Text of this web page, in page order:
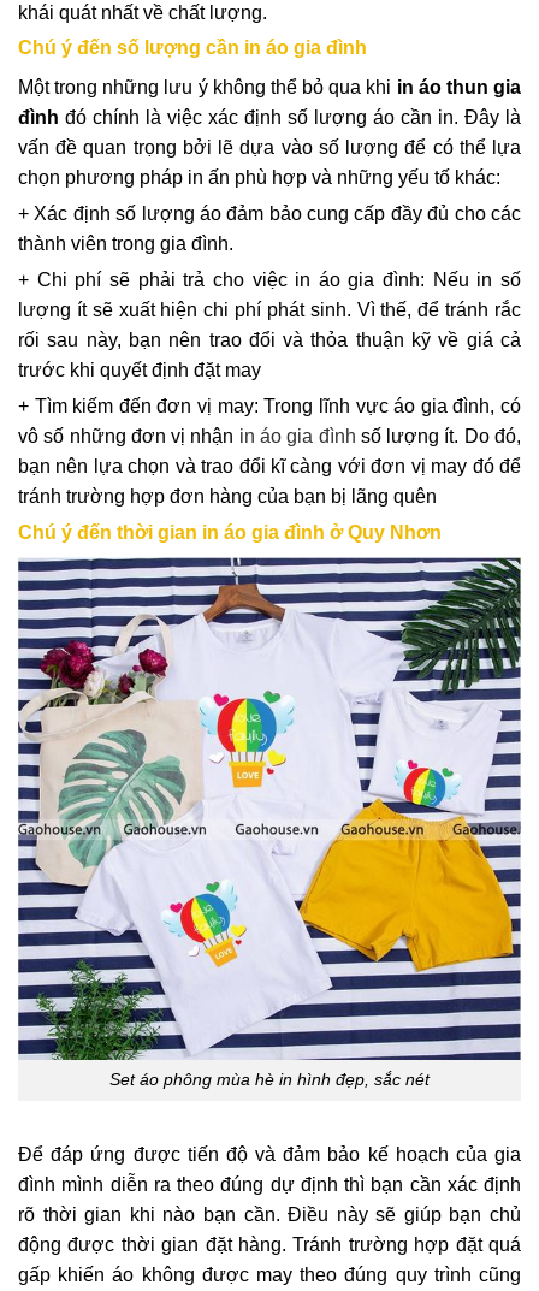
khái quát nhất về chất lượng.
Chú ý đến số lượng cần in áo gia đình
Một trong những lưu ý không thể bỏ qua khi in áo thun gia
đìn h đó chính là việc xác định số lượng áo cần in. Đây là
vấn đề quan trọng bởi lẽ dựa vào số lượng để có thể lựa
chọn phương pháp in ấn phù hợp và những yếu tố khác:
+ Xác định số lượng áo đảm bảo cung cấp đầy đủ cho các
thành viên trong gia đình.
+ Chi phí sẽ phải trả cho việc in áo gia đình: Nếu in số
lượng ít sẽ xuất hiện chi phí phát sinh. Vì thế, để tránh rắc
rối sau này, bạn nên trao đổi và thỏa thuận kỹ về giá cả
trước khi quyết định đặt may
+ Tìm kiếm đến đơn vị may: Trong lĩnh vựcáo gia đình, có
vô số những đơn vị nhận in áo gia đình số lượng ít. Do đó,
bạn nên lựa chọn và trao đổi kĩ càng với đơn vị may đó để
tránh trường hợp đơn hàng của bạn bị lãng quên
Chú ý đến thời gian in áo gia đình ở Quy Nhơn
Set áo phông mùa hè in hình đẹp, sắc nét
Để đáp ứng được tiến độ và đảm bảo kế hoạch của gia
đình mình diễn ra theo đúng dự định thì bạn cần xác định
rõ thời gian khi nào bạn cần. Điều này sẽ giúp bạn chủ
động được thời gian đặt hàng. Tránh trường hợp đặt quá
gấp khiến áo không được may theo đúng quy trình cũng